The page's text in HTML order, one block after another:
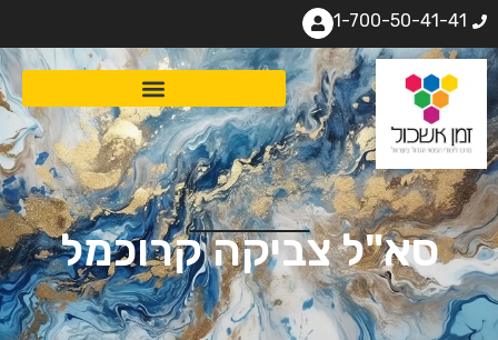
1-700-50-41-41
סא"ל צביקה קרוכמל